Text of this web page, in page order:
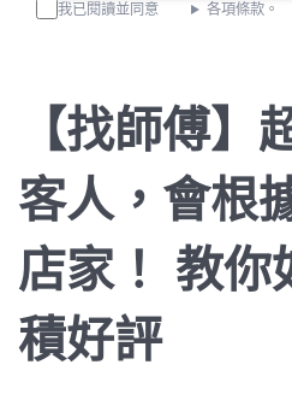
我已閱讀並同意 各項條款。
【找師傅】
客人，會根
店家！ 教你
積好評